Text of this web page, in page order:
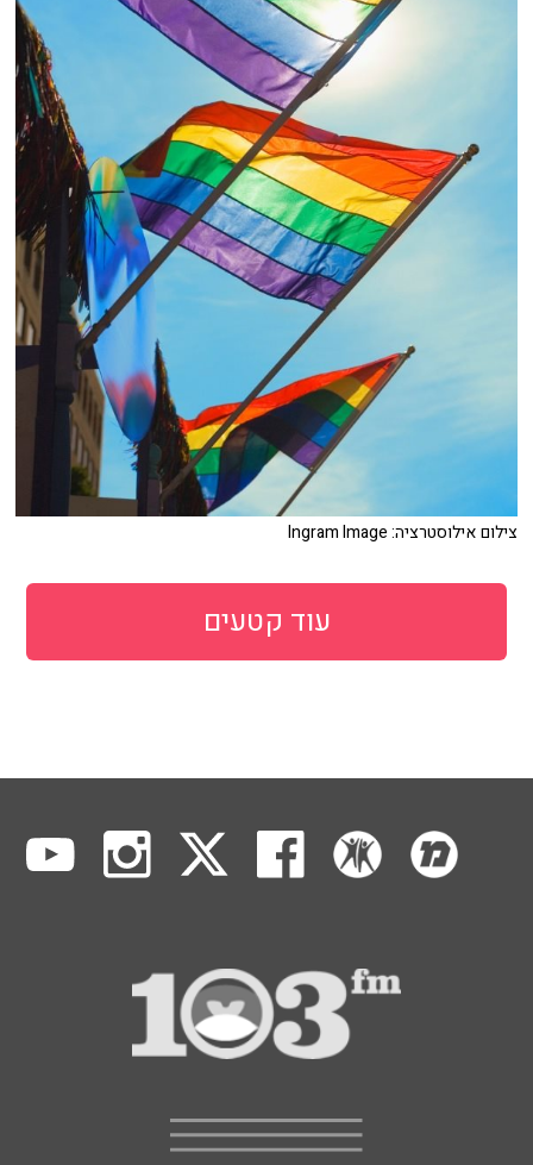
צילום אילוסטרציה: Ingram Image
עוד קטעים